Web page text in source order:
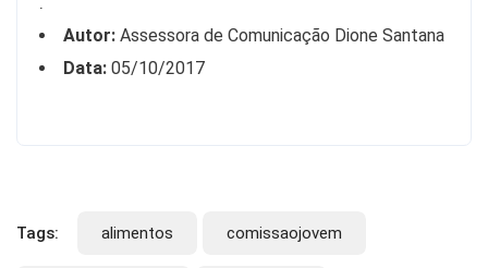
.
Autor: Assessora de Comunicação Dione Santana
Data: 05/10/2017
Tags: alimentos comissaojovem